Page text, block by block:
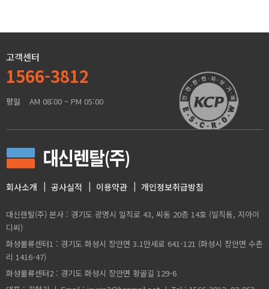
고객센터
1566-3812
평일 AM 08:00 ~ PM 05:00
회사소개 공사실적 이용약관 개인정보취급방침
대신렌탈(주) 본사 : 경기도 광명시 일직로 43, 씨동 20층 14호 (일직동, 지아이
디씨)
화성물류센터1 : 경기도 화성시 장안면 3.1만세로 641-121 (화성시 장안면 수촌
리 1416-47)
화성물류센터2 : 경기도 화성시 장안면 황골길 129-6